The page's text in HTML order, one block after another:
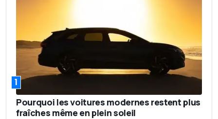
1
Pourquoi les voitures modernes restent plus
fraîches même en plein soleil